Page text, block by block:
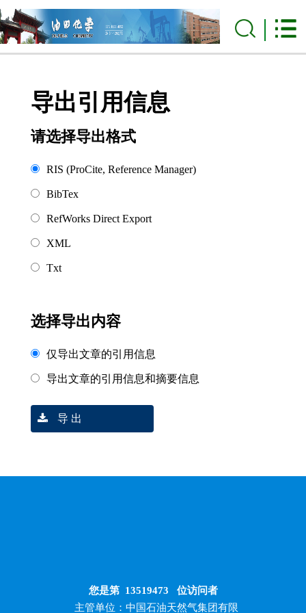
导出引用信息
请选择导出格式
RIS (ProCite, Reference Manager)
BibTex
RefWorks Direct Export
XML
Txt
选择导出内容
仅导出文章的引用信息
导出文章的引用信息和摘要信息
导 出
您是第 13519473 位访问者
主管单位：中国石油天然气集团有限